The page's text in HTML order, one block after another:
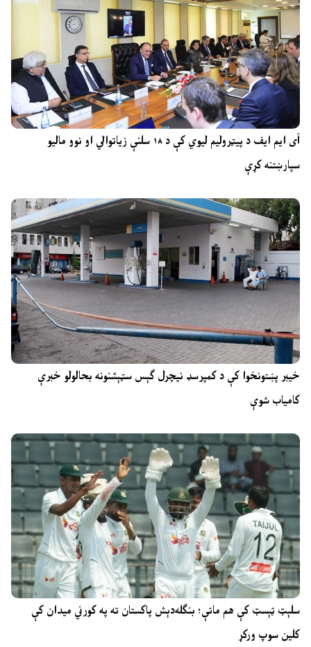
آی ایم ایف د پیټرولیم لیوي کې د ۱۸ سلنې زیاتوالي او نوو مالیو
سپارښتنه کړې
خیبر پښتونخوا کې د کمپرسډ نیچرل ګېس سټېشنونه بحالولو خبرې
کامیاب شوې
سلېټ ټېسټ کې هم ماتې؛ بنګله‌دېش پاکستان ته په کورني میدان کې
کلین سوپ ورکړ